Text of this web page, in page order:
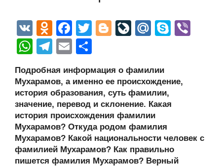
V
K
O
d
n
o
kl
a
ss
ni
ki
F
a
c
e
b
o
o
k
T
er
Bl
g
er
Li
J
o
ur
n
al
M
u
S
e
W
at
s
A
p
p
T
e
gr
a
m
E
ail р
а
в
и
ть
Подробная информация о фамилии
Мухарамов, а именно ее происхождение,
история образования, суть фамилии,
значение, перевод и склонение. Какая
история происхождения фамилии
Мухарамов? Откуда родом фамилия
Мухарамов? Какой национальности человек с
фамилией Мухарамов? Как правильно
пишется фамилия Мухарамов? Верный